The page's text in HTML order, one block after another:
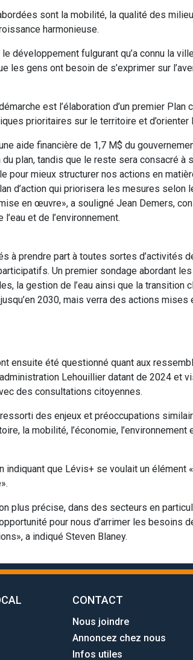
sont la mobilité, la qualité des
harmonieuse.
développement fulgurant qu’a connu la
les gens ont besoin de s’exprimer sur
est l’élaboration d’un premier
prioritaires sur le territoire et d’orienter
aide financière de 1,7 M$ du
plan, tandis que le reste sera consacré à
pour mieux structurer nos actions en
d’action qui priorisera les mesures
en œuvre», a souligné Jean Demers,
et de l’environnement.
à prendre part à toutes sortes d’activités
Un premier sondage abordant
la gestion de l’eau ainsi que la transition
2030, mais verra des actions
ensuite été questionné quant aux
Lehouillier datant de 2024 et
des consultations citoyennes.
des enjeux et préoccupations
la mobilité, l’économie, l’environnement
indiquant que Lévis+ se voulait un élément
plus précise, dans des secteurs en
pour nous d’arrimer les besoins
a indiqué Steven Blaney.
CONTACT
Nous joindre
Annoncez chez nous
Infos utiles